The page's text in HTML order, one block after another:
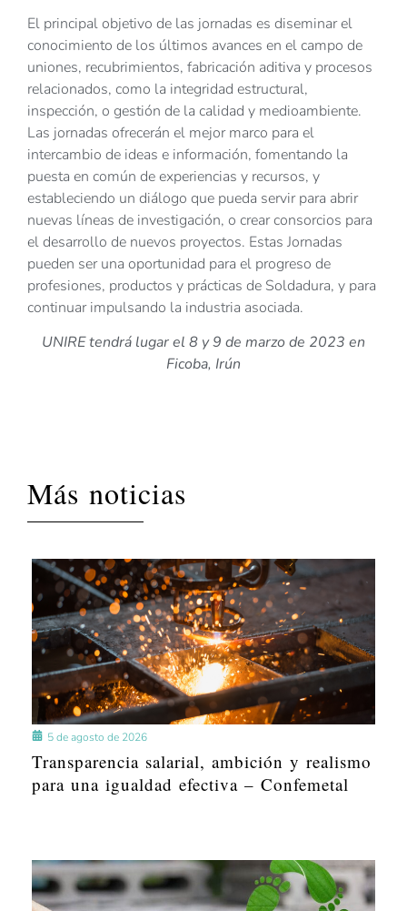
El principal objetivo de las jornadas es diseminar el
conocimiento de los últimos avances en el campo de
uniones, recubrimientos, fabricación aditiva y procesos
relacionados, como la integridad estructural,
inspección, o gestión de la calidad y medioambiente.
Las jornadas ofrecerán el mejor marco para el
intercambio de ideas e información, fomentando la
puesta en común de experiencias y recursos, y
estableciendo un diálogo que pueda servir para abrir
nuevas líneas de investigación, o crear consorcios para
el desarrollo de nuevos proyectos. Estas Jornadas
pueden ser una oportunidad para el progreso de
profesiones, productos y prácticas de Soldadura, y para
continuar impulsando la industria asociada.
UNIRE tendrá lugar el 8 y 9 de marzo de 2023 en
Ficoba, Irún
Más noticias
5 de agosto de 2026
Transparencia salarial, ambición y realismo
para una igualdad efectiva – Confemetal